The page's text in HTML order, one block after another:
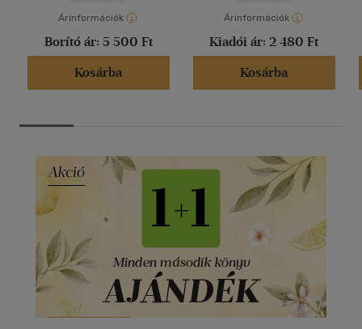
Árinformációk
Borító ár: 5 500 Ft
Kosárba
Árinformációk
Kiadói ár: 2 480 Ft
Kosárba